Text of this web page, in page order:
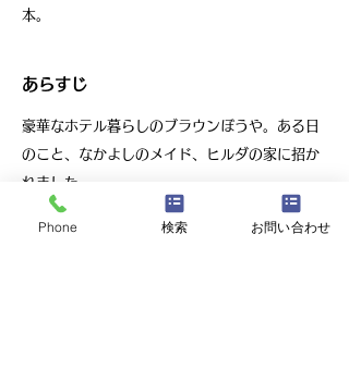
本。
あらすじ
豪華なホテル暮らしのブラウンぼうや。ある日
のこと、なかよしのメイド、ヒルダの家に招か
れました。
ブラウンぼうやにとって郊外の家での日常は、
わくわくの連続。人生でいちばんすばらしい日
Phone 検索 お問い合わせ